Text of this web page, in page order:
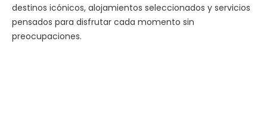
destinos icónicos, alojamientos seleccionados y servicios
pensados para disfrutar cada momento sin
preocupaciones.